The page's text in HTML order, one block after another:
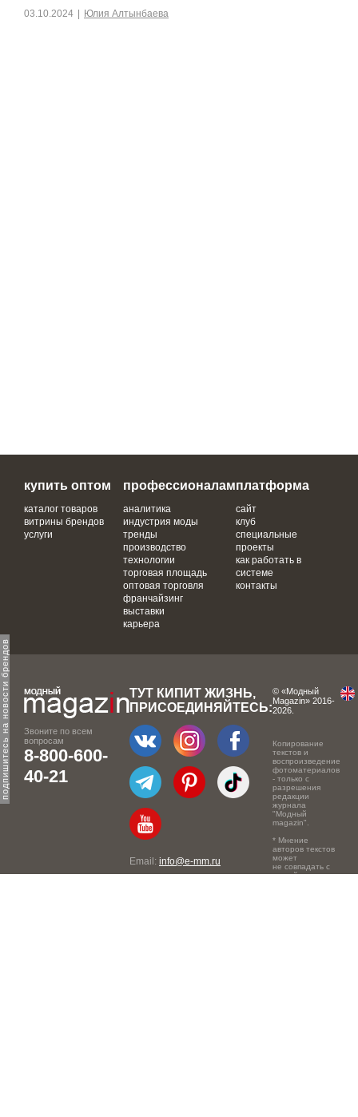
подпишитесь на новости брендов
03.10.2024 | Юлия Алтынбаева
купить оптом
каталог товаров
витрины брендов
услуги
профессионалам
аналитика
индустрия моды
тренды
производство
технологии
торговая площадь
оптовая торговля
франчайзинг
выставки
карьера
платформа
сайт
клуб
специальные
проекты
как работать в
системе
контакты
Звоните по всем
вопросам
8-800-600-
40-21
ТУТ КИПИТ ЖИЗНЬ,
ПРИСОЕДИНЯЙТЕСЬ:
Email: info@e-mm.ru
© «Модный
Magazin» 2016-
2026.
Копирование
текстов и
воспроизведение
фотоматериалов
- только с
разрешения
редакции
журнала
"Модный
magazin".
* Мнение
авторов текстов
может
не совпадать с
точкой зрения